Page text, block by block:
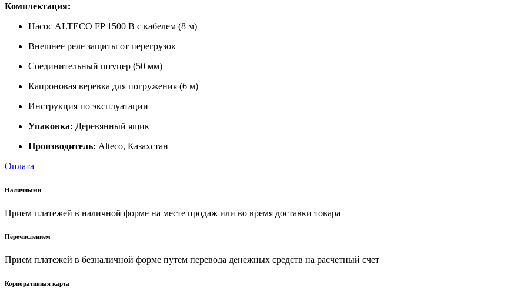
Комплектация:
Насос ALTECO FP 1500 B с кабелем (8 м)
Внешнее реле защиты от перегрузок
Соединительный штуцер (50 мм)
Капроновая веревка для погружения (6 м)
Инструкция по эксплуатации
Упаковка: Деревянный ящик
Производитель: Alteco, Казахстан
Оплата
Наличными
Прием платежей в наличной форме на месте продаж или во время доставки товара
Перечислением
Прием платежей в безналичной форме путем перевода денежных средств на расчетный счет
Корпоративная карта